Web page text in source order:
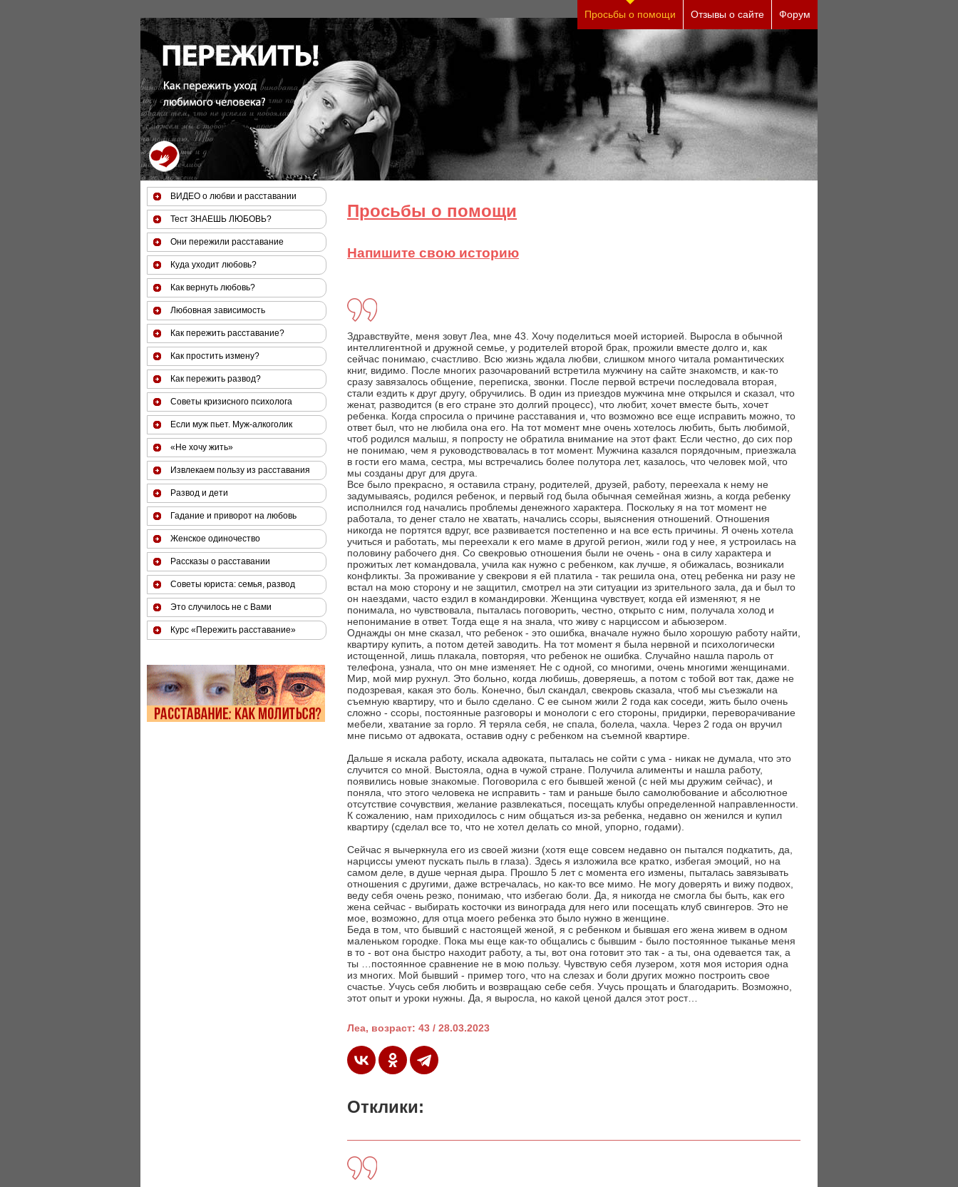
За 50 минут Вы можете оценить тяжесть своего состояния и его психологические причины (бесплатно)
Просьбы о помощи Отзывы о сайте Форум
Просьбы о помощи
Напишите свою историю
Здравствуйте, меня зовут Леа, мне 43. Хочу поделиться моей историей. Выросла в обычной
интеллигентной и дружной семье, у родителей второй брак, прожили вместе долго и, как
сейчас понимаю, счастливо. Всю жизнь ждала любви, слишком много читала романтических
книг, видимо. После многих разочарований встретила мужчину на сайте знакомств, и как-то
сразу завязалось общение, переписка, звонки. После первой встречи последовала вторая,
стали ездить к друг другу, обручились. В один из приездов мужчина мне открылся и сказал, что
женат, разводится (в его стране это долгий процесс), что любит, хочет вместе быть, хочет
ребенка. Когда спросила о причине расставания и, что возможно все еще исправить можно, то
ответ был, что не любила она его. На тот момент мне очень хотелось любить, быть любимой,
чтоб родился малыш, я попросту не обратила внимание на этот факт. Если честно, до сих пор
не понимаю, чем я руководствовалась в тот момент. Мужчина казался порядочным, приезжала
в гости его мама, сестра, мы встречались более полутора лет, казалось, что человек мой, что
мы созданы друг для друга.
Все было прекрасно, я оставила страну, родителей, друзей, работу, переехала к нему не
задумываясь, родился ребенок, и первый год была обычная семейная жизнь, а когда ребенку
исполнился год начались проблемы денежного характера. Поскольку я на тот момент не
работала, то денег стало не хватать, начались ссоры, выяснения отношений. Отношения
никогда не портятся вдруг, все развивается постепенно и на все есть причины. Я очень хотела
учиться и работать, мы переехали к его маме в другой регион, жили год у нее, я устроилась на
половину рабочего дня. Со свекровью отношения были не очень - она в силу характера и
прожитых лет командовала, учила как нужно с ребенком, как лучше, я обижалась, возникали
конфликты. За проживание у свекрови я ей платила - так решила она, отец ребенка ни разу не
встал на мою сторону и не защитил, смотрел на эти ситуации из зрительного зала, да и был то
он наездами, часто ездил в командировки. Женщина чувствует, когда ей изменяют, я не
понимала, но чувствовала, пыталась поговорить, честно, открыто с ним, получала холод и
непонимание в ответ. Тогда еще я на знала, что живу с нарциссом и абьюзером.
Однажды он мне сказал, что ребенок - это ошибка, вначале нужно было хорошую работу найти,
квартиру купить, а потом детей заводить. На тот момент я была нервной и психологически
истощенной, лишь плакала, повторяя, что ребенок не ошибка. Случайно нашла пароль от
телефона, узнала, что он мне изменяет. Не с одной, со многими, очень многими женщинами.
Мир, мой мир рухнул. Это больно, когда любишь, доверяешь, а потом с тобой вот так, даже не
подозревая, какая это боль. Конечно, был скандал, свекровь сказала, чтоб мы съезжали на
съемную квартиру, что и было сделано. С ее сыном жили 2 года как соседи, жить было очень
сложно - ссоры, постоянные разговоры и монологи с его стороны, придирки, переворачивание
мебели, хватание за горло. Я теряла себя, не спала, болела, чахла. Через 2 года он вручил
мне письмо от адвоката, оставив одну с ребенком на съемной квартире.
Дальше я искала работу, искала адвоката, пыталась не сойти с ума - никак не думала, что это
случится со мной. Выстояла, одна в чужой стране. Получила алименты и нашла работу,
появились новые знакомые. Поговорила с его бывшей женой (с ней мы дружим сейчас), и
поняла, что этого человека не исправить - там и раньше было самолюбование и абсолютное
отсутствие сочувствия, желание развлекаться, посещать клубы определенной направленности.
К сожалению, нам приходилось с ним общаться из-за ребенка, недавно он женился и купил
квартиру (сделал все то, что не хотел делать со мной, упорно, годами).
Сейчас я вычеркнула его из своей жизни (хотя еще совсем недавно он пытался подкатить, да,
нарциссы умеют пускать пыль в глаза). Здесь я изложила все кратко, избегая эмоций, но на
самом деле, в душе черная дыра. Прошло 5 лет с момента его измены, пыталась завязывать
отношения с другими, даже встречалась, но как-то все мимо. Не могу доверять и вижу подвох,
веду себя очень резко, понимаю, что избегаю боли. Да, я никогда не смогла бы быть, как его
жена сейчас - выбирать косточки из винограда для него или посещать клуб свингеров. Это не
мое, возможно, для отца моего ребенка это было нужно в женщине.
Беда в том, что бывший с настоящей женой, я с ребенком и бывшая его жена живем в одном
маленьком городке. Пока мы еще как-то общались с бывшим - было постоянное тыканье меня
в то - вот она быстро находит работу, а ты, вот она готовит это так - а ты, она одевается так, а
ты …постоянное сравнение не в мою пользу. Чувствую себя лузером, хотя моя история одна
из многих. Мой бывший - пример того, что на слезах и боли других можно построить свое
счастье. Учусь себя любить и возвращаю себе себя. Учусь прощать и благодарить. Возможно,
этот опыт и уроки нужны. Да, я выросла, но какой ценой дался этот рост…
Леа, возраст: 43 / 28.03.2023
Отклики:
ВИДЕО о любви и расставании
Тест ЗНАЕШЬ ЛЮБОВЬ?
Они пережили расставание
Куда уходит любовь?
Как вернуть любовь?
Любовная зависимость
Как пережить расставание?
Как простить измену?
Как пережить развод?
Советы кризисного психолога
Если муж пьет. Муж-алкоголик
«Не хочу жить»
Извлекаем пользу из расставания
Развод и дети
Гадание и приворот на любовь
Женское одиночество
Рассказы о расставании
Советы юриста: семья, развод
Это случилось не с Вами
Курс «Пережить расставание»